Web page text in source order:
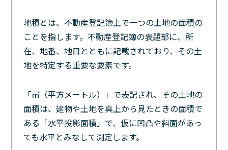
地積とは、不動産登記簿上で一つの土地の面積の
ことを指します。不動産登記簿の表題部に、所
在、地番、地目とともに記載されており、その土
地を特定する重要な要素です。
「㎡（平方メートル）」で表記され、その土地の
面積は、建物や土地を真上から見たときの面積で
ある「水平投影面積」で、仮に凹凸や斜面があっ
ても水平とみなして測定します。